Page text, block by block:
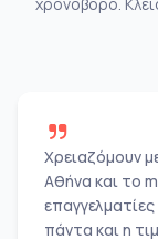
Χρειαζόμουν
Αθήνα και το
πάντα και η